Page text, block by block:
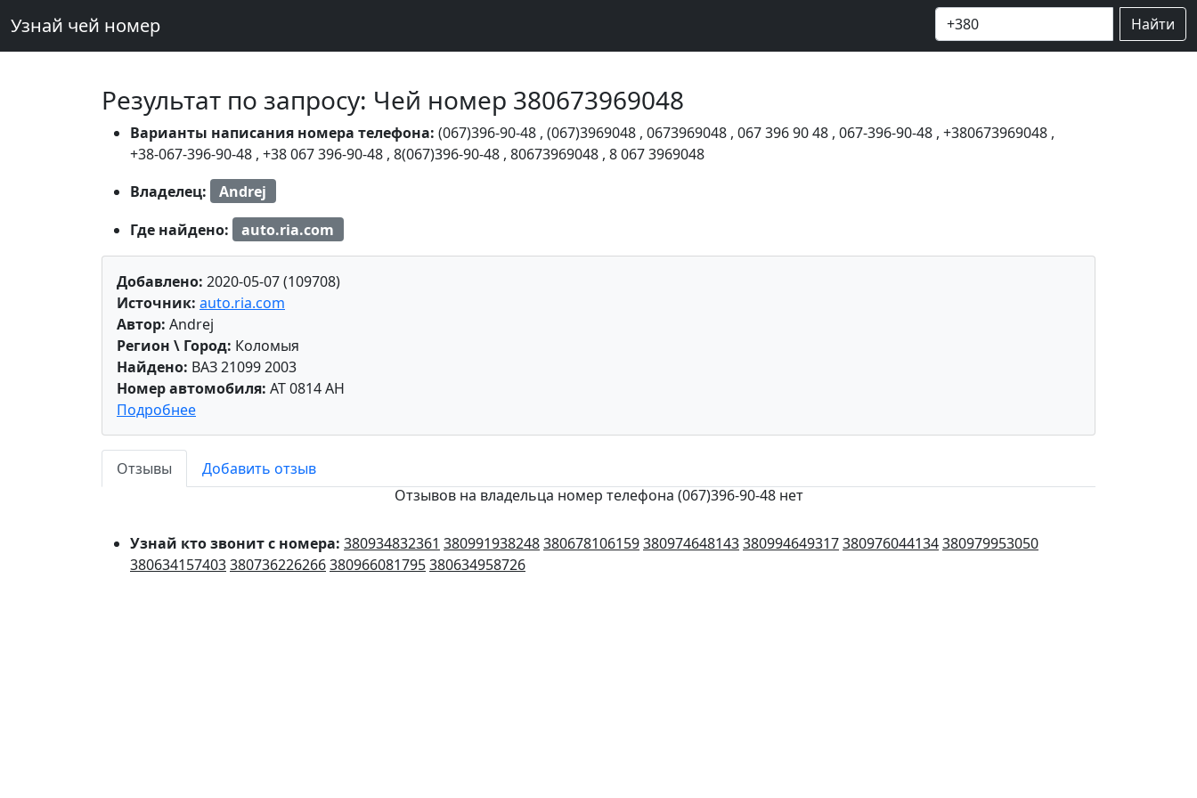
Узнай чей номер Найти
Результат по запросу: Чей номер 380673969048
Варианты написания номера телефона: (067)396-90-48 , (067)3969048 , 0673969048 , 067 396 90 48 , 067-396-90-48 , +380673969048 ,
+38-067-396-90-48 , +38 067 396-90-48 , 8(067)396-90-48 , 80673969048 , 8 067 3969048
Владелец:
Andrej
Где найдено:
auto.ria.com
Добавлено: 2020-05-07 (109708)
Источник: auto.ria.com
Автор: Andrej
Регион \ Город: Коломыя
Найдено: ВАЗ 21099 2003
Номер автомобиля: AT 0814 AH
Подробнее
Отзывы
Добавить отзыв
Отзывов на владельца номер телефона (067)396-90-48 нет
Узнай кто звонит с номера: 380934832361 380991938248380678106159380974648143380994649317380976044134380979953050
380634157403380736226266380966081795380634958726